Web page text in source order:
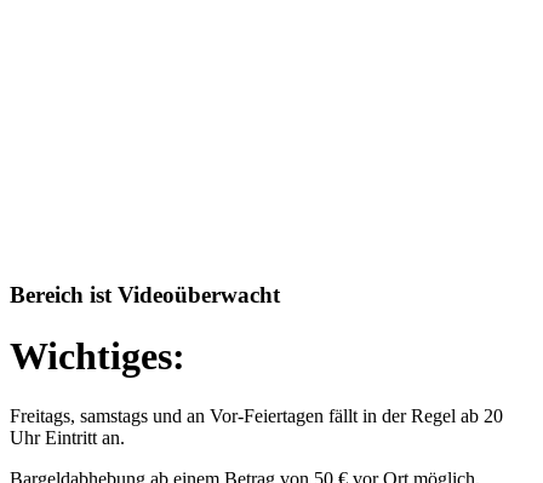
Bereich ist Videoüberwacht
Wichtiges:
Freitags, samstags und an Vor-Feiertagen fällt in der Regel ab 20
Uhr Eintritt an.
Bargeldabhebung ab einem Betrag von 50 € vor Ort möglich.